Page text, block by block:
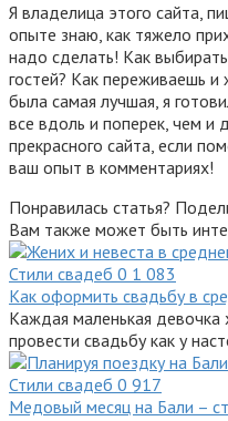
Я владелица этого сайта,
опыте знаю, как тяжело
надо сделать! Как
гостей? Как переживаешь
была самая лучшая, я
все вдоль и поперек, чем и
прекрасного сайта, если
ваш опыт в комментариях!
Понравилась статья?
Вам также может быть
Стили свадеб 0 1 083
Как оформить свадьбу в
Каждая маленькая девочка
провести свадьбу как у
Стили свадеб 0 917
Медовый месяц на Бали –